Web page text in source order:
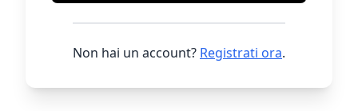
Non hai un account? Registrati ora.